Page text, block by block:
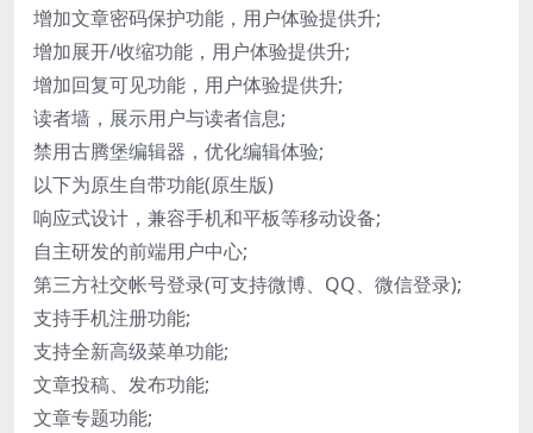
增加文章密码保护功能，用户体验提供升;
增加展开/收缩功能，用户体验提供升;
增加回复可见功能，用户体验提供升;
读者墙，展示用户与读者信息;
禁用古腾堡编辑器，优化编辑体验;
以下为原生自带功能(原生版)
响应式设计，兼容手机和平板等移动设备;
自主研发的前端用户中心;
第三方社交帐号登录(可支持微博、QQ、微信登录);
支持手机注册功能;
支持全新高级菜单功能;
文章投稿、发布功能;
文章专题功能;